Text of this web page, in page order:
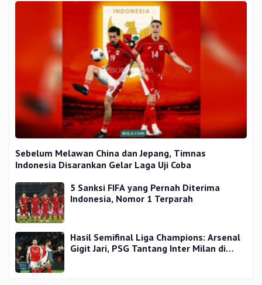
Sebelum Melawan China dan Jepang, Timnas
Indonesia Disarankan Gelar Laga Uji Coba
5 Sanksi FIFA yang Pernah Diterima
Indonesia, Nomor 1 Terparah
Hasil Semifinal Liga Champions: Arsenal
Gigit Jari, PSG Tantang Inter Milan di